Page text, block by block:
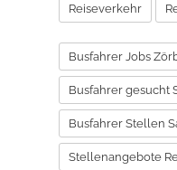
Reiseverkehr
Busfahrer Jobs
Busfahrer gesucht
Busfahrer Stellen
Stellenangebote